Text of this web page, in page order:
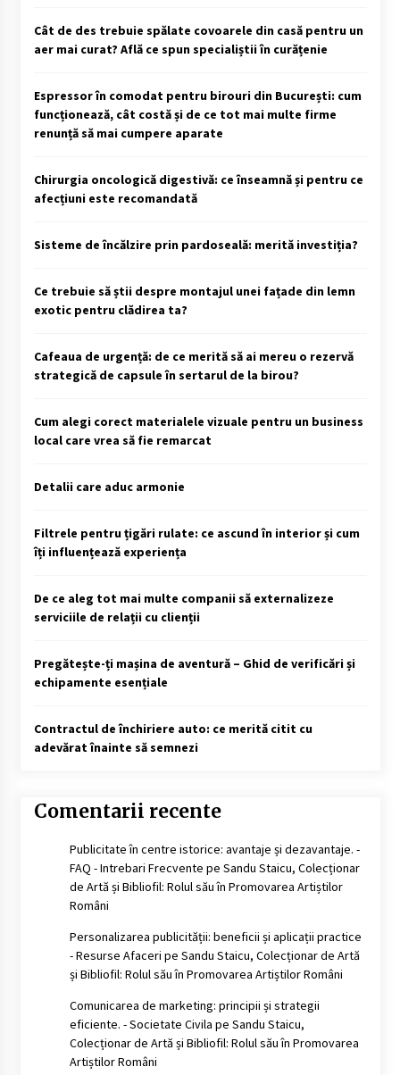
Cât de des trebuie spălate covoarele din casă pentru un
aer mai curat? Află ce spun specialiștii în curățenie
Espressor în comodat pentru birouri din București: cum
funcționează, cât costă și de ce tot mai multe firme
renunță să mai cumpere aparate
Chirurgia oncologică digestivă: ce înseamnă și pentru ce
afecțiuni este recomandată
Sisteme de încălzire prin pardoseală: merită investiția?
Ce trebuie să știi despre montajul unei fațade din lemn
exotic pentru clădirea ta?
Cafeaua de urgență: de ce merită să ai mereu o rezervă
strategică de capsule în sertarul de la birou?
Cum alegi corect materialele vizuale pentru un business
local care vrea să fie remarcat
Detalii care aduc armonie
Filtrele pentru țigări rulate: ce ascund în interior și cum
îți influențează experiența
De ce aleg tot mai multe companii să externalizeze
serviciile de relații cu clienții
Pregătește-ți mașina de aventură – Ghid de verificări și
echipamente esențiale
Contractul de închiriere auto: ce merită citit cu
adevărat înainte să semnezi
Comentarii recente
Publicitate în centre istorice: avantaje și dezavantaje. -
FAQ - Intrebari Frecvente pe Sandu Staicu, Colecționar
de Artă și Bibliofil: Rolul său în Promovarea Artiștilor
Români
Personalizarea publicității: beneficii și aplicații practice
- Resurse Afaceri pe Sandu Staicu, Colecționar de Artă
și Bibliofil: Rolul său în Promovarea Artiștilor Români
Comunicarea de marketing: principii și strategii
eficiente. - Societate Civila pe Sandu Staicu,
Colecționar de Artă și Bibliofil: Rolul său în Promovarea
Artiștilor Români